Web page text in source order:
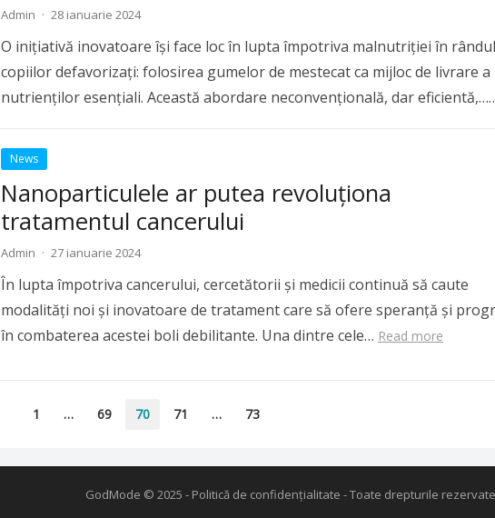
Admin · 28 ianuarie 2024
O inițiativă inovatoare își face loc în lupta împotriva malnutriției în rândul
copiilor defavorizați: folosirea gumelor de mestecat ca mijloc de livrare a
nutrienților esențiali. Această abordare neconvențională, dar eficientă,…
News
Nanoparticulele ar putea revoluționa
tratamentul cancerului
Admin · 27 ianuarie 2024
În lupta împotriva cancerului, cercetătorii și medicii continuă să caute
modalități noi și inovatoare de tratament care să ofere speranță și
în combaterea acestei boli debilitante. Una dintre cele… Read more
1 … 69 70 71 … 73
GodMode © 2025 - Politică de confidențialitate - Toate drepturile